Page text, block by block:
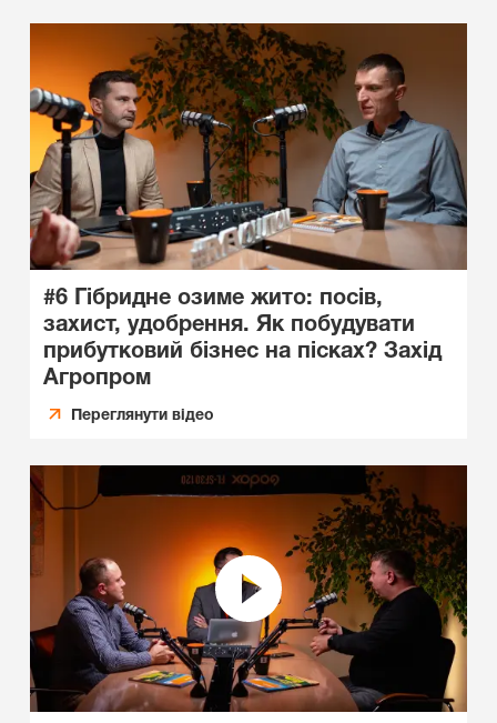
#6 Гібридне озиме жито: посів,
захист, удобрення. Як побудувати
прибутковий бізнес на пісках? Захід
Агропром
Переглянути відео